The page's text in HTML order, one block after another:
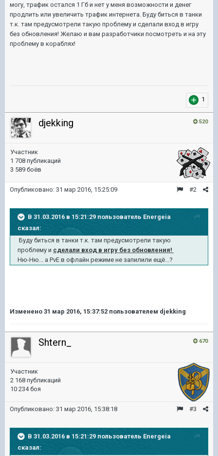
могу, трафик остался 1 Гб и нет у меня возможности и денег
продлить или увеличить трафик интернета. Буду биться в танки
т.к. там предусмотрели такую проблему и сделали вход в игру
без обновления! Желаю и вам разработчики посмотреть и на эту
проблему в кораблях!
1
520
djekking
Участник
1 708 публикаций
3 589 боёв
#2
Опубликовано: 31 мар 2016, 15:25:09
В 31.03.2016 в 15:21:29 пользователь Energeia
сказал:
Буду биться в танки т.к. там предусмотрели такую
проблему и сделали вход в игру без обновления!
Ню-Ню... а PvE в офлайн режиме не запилили ещё...?
Изменено 31 мар 2016, 15:37:52 пользователем djekking
670
Shtern_
Участник
2 168 публикаций
10 234 боя
#3
Опубликовано: 31 мар 2016, 15:38:18
В 31.03.2016 в 15:21:29 пользователь Energeia
сказал: